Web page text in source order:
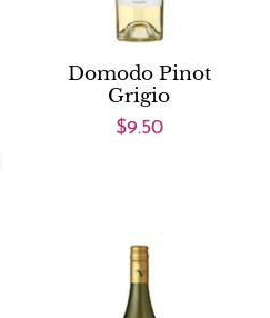
Domodo Pinot
Grigio
$9.50